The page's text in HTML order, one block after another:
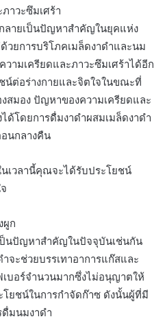
าวะซึมเศร้า
ลายเป็นปัญหาสำคัญในยุคแห่ง
วยการบริโภคเมล็ดงาดำและนม
ามเครียดและภาวะซึมเศร้าได้อีก
น์ต่อร่างกายและจิตใจในขณะที่
สมอง ปัญหาของความเครียดและ
ด้โดยการดื่มงาดำผสมเมล็ดงาดำ
นกลางคืน
เวลานี้คุณจะได้รับประโยชน์
ผูก
ป็นปัญหาสำคัญในปัจจุบันเช่นกัน
จะช่วยบรรเทาอาการแก๊สและ
เบอร์จำนวนมากซึ่งไม่อนุญาตให้
ยชน์ในการกำจัดก๊าซ ดังนั้นผู้ที่มี
มนมงาดำ